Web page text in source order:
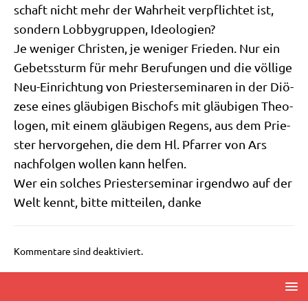
schaft nicht mehr der Wahr­heit ver­pflich­tet ist,
son­dern Lob­by­grup­pen, Ideologien?
Je weni­ger Chri­sten, je weni­ger Frie­den. Nur ein
Gebets­sturm für mehr Beru­fun­gen und die völ­li­ge
Neu-Ein­rich­tung von Prie­ster­se­mi­na­ren in der Diö­
ze­se eines gläu­bi­gen Bischofs mit gläu­bi­gen Theo­
lo­gen, mit einem gläu­bi­gen Regens, aus dem Prie­
ster her­vor­ge­hen, die dem Hl. Pfar­rer von Ars
nach­fol­gen wol­len kann helfen.
Wer ein sol­ches Prie­ster­se­mi­nar irgend­wo auf der
Welt kennt, bit­te mit­tei­len, danke
Kommentare sind deaktiviert.